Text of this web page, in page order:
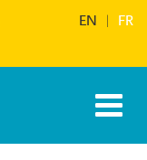
EN FR